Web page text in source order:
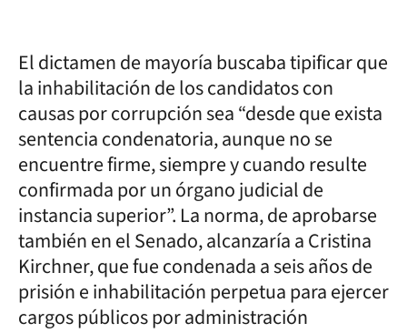
El dictamen de mayoría buscaba tipificar que
la inhabilitación de los candidatos con
causas por corrupción sea “desde que exista
sentencia condenatoria, aunque no se
encuentre firme, siempre y cuando resulte
confirmada por un órgano judicial de
instancia superior”. La norma, de aprobarse
también en el Senado, alcanzaría a Cristina
Kirchner, que fue condenada a seis años de
prisión e inhabilitación perpetua para ejercer
cargos públicos por administración